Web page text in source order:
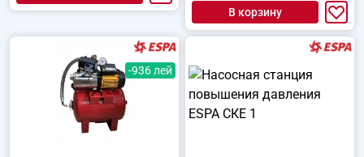
В корзину
-936 лей